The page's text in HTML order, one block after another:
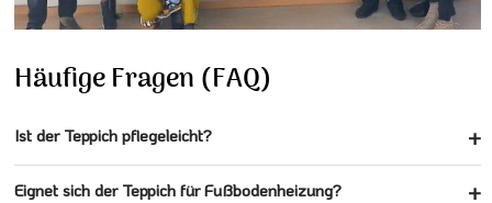
Häufige Fragen (FAQ)
Ist der Teppich pflegeleicht?
Eignet sich der Teppich für Fußbodenheizung?